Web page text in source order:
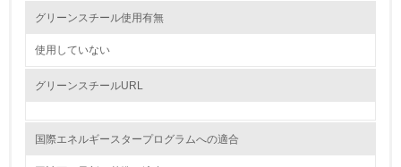
環境活動に関する規格やプログラムを導入している
第三者認証を取得している
グリーンスチール使用有無
使用していない
グリーンスチールURL
国際エネルギースタープログラムへの適合